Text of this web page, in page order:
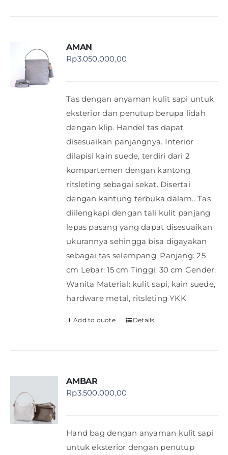
AMAN
Rp3.050.000,00
Tas dengan anyaman kulit sapi untuk
eksterior dan penutup berupa lidah
dengan klip. Handel tas dapat
disesuaikan panjangnya. Interior
dilapisi kain suede, terdiri dari 2
kompartemen dengan kantong
ritsleting sebagai sekat. Disertai
dengan kantung terbuka dalam.. Tas
diilengkapi dengan tali kulit panjang
lepas pasang yang dapat disesuaikan
ukurannya sehingga bisa digayakan
sebagai tas selempang. Panjang: 25
cm Lebar: 15 cm Tinggi: 30 cm Gender:
Wanita Material: kulit sapi, kain suede,
hardware metal, ritsleting YKK
Add to quote Details
AMBAR
Rp3.500.000,00
Hand bag dengan anyaman kulit sapi
untuk eksterior dengan penutup